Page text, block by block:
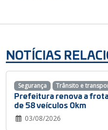
NOTÍCIAS
Prefeitura renova a
de 58 veículos 0km
03/08/2026
Segurança Trânsito e